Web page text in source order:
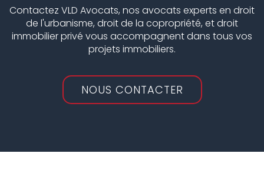
Contactez VLD Avocats, nos avocats experts en droit
de l'urbanisme, droit de la copropriété, et droit
immobilier privé vous accompagnent dans tous vos
projets immobiliers.
NOUS CONTACTER